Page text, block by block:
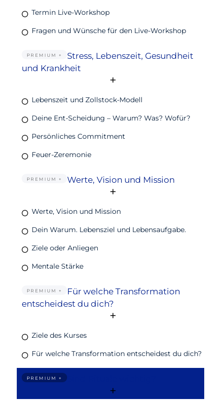
Termin Live-Workshop
Fragen und Wünsche für den Live-Workshop
PREMIUM +
Stress, Lebenszeit, Gesundheit
und Krankheit
Lebenszeit und Zollstock-Modell
Deine Ent-Scheidung – Warum? Was? Wofür?
Persönliches Commitment
Feuer-Zeremonie
PREMIUM + Werte, Vision und Mission
Werte, Vision und Mission
Dein Warum. Lebensziel und Lebensaufgabe.
Ziele oder Anliegen
Mentale Stärke
PREMIUM +
Für welche Transformation
entscheidest du dich?
Ziele des Kurses
Für welche Transformation entscheidest du dich?
PREMIUM +